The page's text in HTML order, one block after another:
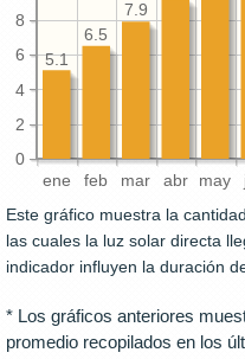
ene feb mar abr may
0
2
4
6
8
7.9
6.5
5.1
Este gráfico muestra la
las cuales la luz solar directa
indicador influyen la duración
* Los gráficos anteriores
promedio recopilados en los